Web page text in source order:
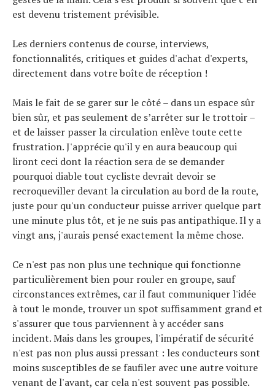
est devenu tristement prévisible.
Les derniers contenus de course, interviews,
fonctionnalités, critiques et guides d'achat d'experts,
directement dans votre boîte de réception !
Mais le fait de se garer sur le côté – dans un espace sûr
bien sûr, et pas seulement de s’arrêter sur le trottoir –
et de laisser passer la circulation enlève toute cette
frustration. J'apprécie qu'il y en aura beaucoup qui
liront ceci dont la réaction sera de se demander
pourquoi diable tout cycliste devrait devoir se
recroqueviller devant la circulation au bord de la route,
juste pour qu'un conducteur puisse arriver quelque part
une minute plus tôt, et je ne suis pas antipathique. Il y a
vingt ans, j'aurais pensé exactement la même chose.
Ce n'est pas non plus une technique qui fonctionne
particulièrement bien pour rouler en groupe, sauf
circonstances extrêmes, car il faut communiquer l'idée
à tout le monde, trouver un spot suffisamment grand et
s'assurer que tous parviennent à y accéder sans
incident. Mais dans les groupes, l'impératif de sécurité
n'est pas non plus aussi pressant : les conducteurs sont
moins susceptibles de se faufiler avec une autre voiture
venant de l'avant, car cela n'est souvent pas possible.